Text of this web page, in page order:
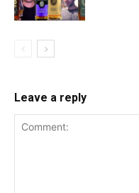
Leave a reply